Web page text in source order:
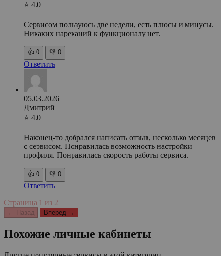
⭐ 4.0
Сервисом пользуюсь две недели, есть плюсы и минусы.
Никаких нареканий к функционалу нет.
👍 0 👎 0
Ответить
05.03.2026
Дмитрий
⭐ 4.0
Наконец-то добрался написать отзыв, несколько месяцев
с сервисом. Понравилась возможность настройки
профиля. Понравилась скорость работы сервиса.
👍 0 👎 0
Ответить
Страница 1 из 2
← Назад Вперед →
Похожие личные кабинеты